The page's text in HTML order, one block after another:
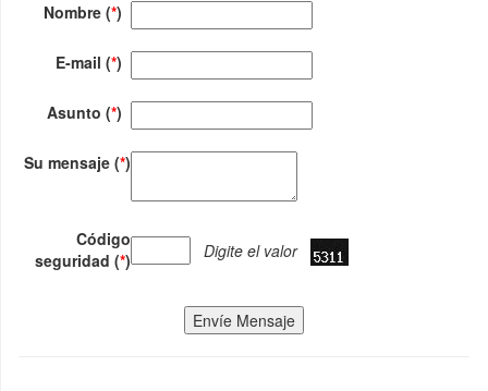
Nombre (*)
E-mail (*)
Asunto (*)
Su mensaje (*)
Código
seguridad (*) Digite el valor
Envíe Mensaje